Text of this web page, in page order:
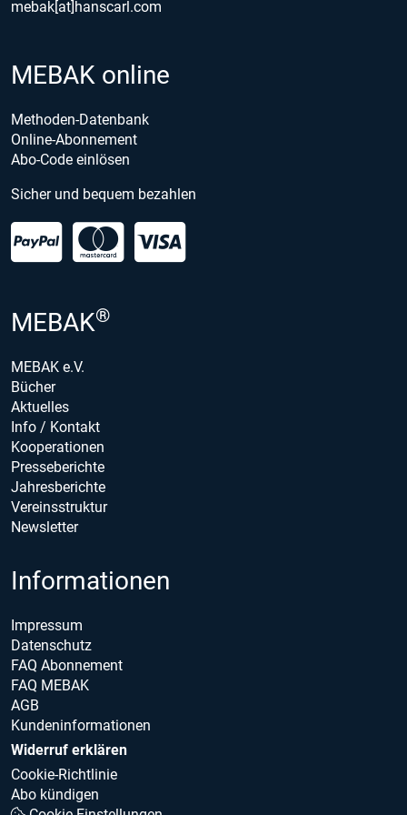
mebak[at]hanscarl.com
MEBAK online
Methoden-Datenbank
Online-Abonnement
Abo-Code einlösen
Sicher und bequem bezahlen
MEBAK®
MEBAK e.V.
Bücher
Aktuelles
Info / Kontakt
Kooperationen
Presseberichte
Jahresberichte
Vereinsstruktur
Newsletter
Informationen
Impressum
Datenschutz
FAQ Abonnement
FAQ MEBAK
AGB
Kundeninformationen
Widerruf erklären
Cookie-Richtlinie
Abo kündigen